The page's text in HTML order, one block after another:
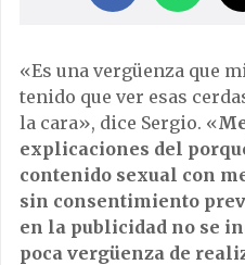
«Es una vergüenza que
tenido que ver esas
la cara», dice Sergio. «
explicaciones del
contenido sexual con
sin consentimiento
en la publicidad no se
poca vergüenza de